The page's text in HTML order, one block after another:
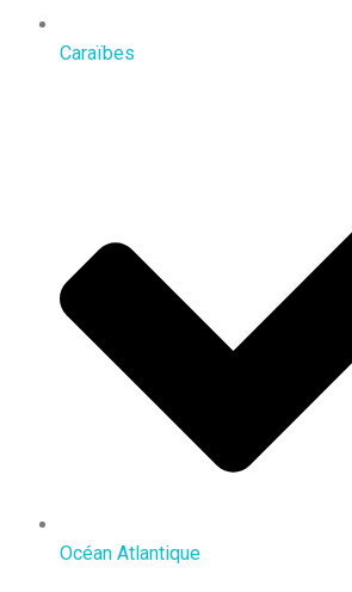
Caraïbes
Océan Atlantique